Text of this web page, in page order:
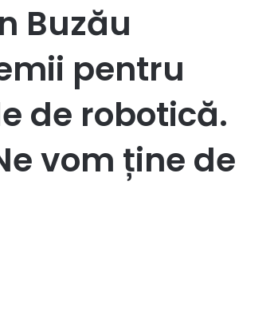
Buzău
pentru
de robotică.
vom ține de